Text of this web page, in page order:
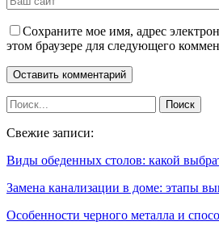
Сохраните мое имя, адрес
этом браузере для следующего
Свежие записи:
Виды обеденных столов: какой
Замена канализации в доме: этапы
Особенности черного металла и